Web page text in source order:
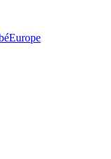
Europe